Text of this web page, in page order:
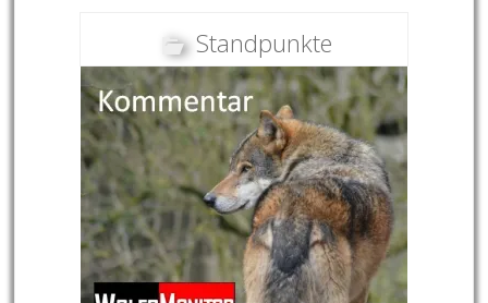
Standpunkte